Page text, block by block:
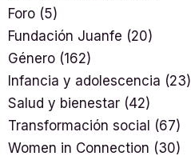
Foro (5)
Fundación Juanfe (20)
Género (162)
Infancia y adolescencia (23)
Salud y bienestar (42)
Transformación social (67)
Women in Connection (30)